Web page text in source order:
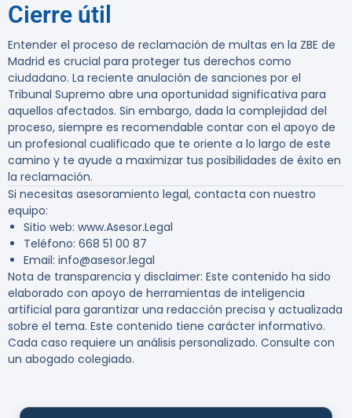
Cierre útil
Entender el proceso de reclamación de multas en la ZBE de
Madrid es crucial para proteger tus derechos como
ciudadano. La reciente anulación de sanciones por el
Tribunal Supremo abre una oportunidad significativa para
aquellos afectados. Sin embargo, dada la complejidad del
proceso, siempre es recomendable contar con el apoyo de
un profesional cualificado que te oriente a lo largo de este
camino y te ayude a maximizar tus posibilidades de éxito en
la reclamación.
Si necesitas asesoramiento legal, contacta con nuestro
equipo:
Sitio web: www.Asesor.Legal
Teléfono: 668 51 00 87
Email: info@asesor.legal
Nota de transparencia y disclaimer: Este contenido ha sido
elaborado con apoyo de herramientas de inteligencia
artificial para garantizar una redacción precisa y actualizada
sobre el tema. Este contenido tiene carácter informativo.
Cada caso requiere un análisis personalizado. Consulte con
un abogado colegiado.